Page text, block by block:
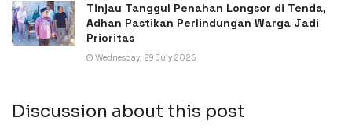
Tinjau Tanggul Penahan Longsor di Tenda,
Adhan Pastikan Perlindungan Warga Jadi
Prioritas
Wednesday, 29 July 2026
Discussion about this post